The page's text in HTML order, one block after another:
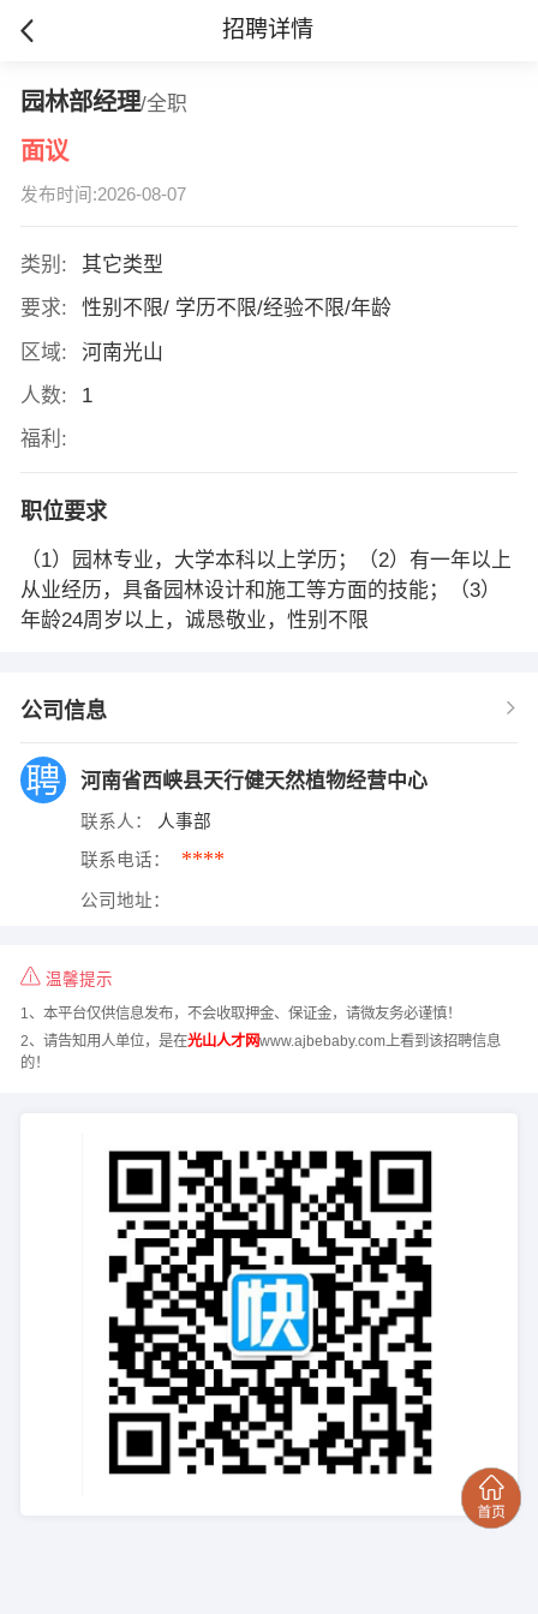
招聘详情
园林部经理/全职
面议
发布时间:2026-08-07
类别:
其它类型
要求:
性别不限/ 学历不限/经验不限/年龄
区域:
河南光山
人数:
1
福利:
职位要求
（1）园林专业，大学本科以上学历；（2）有一年以上
从业经历，具备园林设计和施工等方面的技能；（3）
年龄24周岁以上，诚恳敬业，性别不限
公司信息
河南省西峡县天行健天然植物经营中心
联系人： 人事部
联系电话： ****
公司地址：
温馨提示
1、本平台仅供信息发布，不会收取押金、保证金，请微友务必谨慎！
2、请告知用人单位，是在光山人才网www.ajbebaby.com上看到该招聘信息
的！